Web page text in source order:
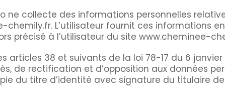
ne collecte des informations personnelles
chemily.fr. L’utilisateur fournit ces informations
précisé à l’utilisateur du site www.cheminee-
articles 38 et suivants de la loi 78-17 du 6
de rectification et d’opposition aux données
du titre d’identité avec signature du titulaire